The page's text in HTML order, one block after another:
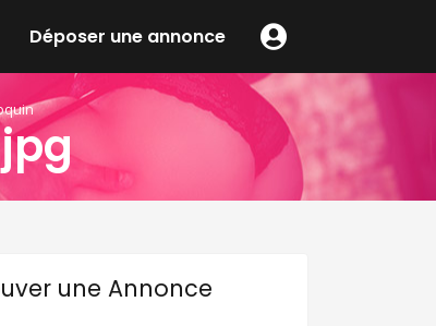
Déposer une annonce
une Annonce